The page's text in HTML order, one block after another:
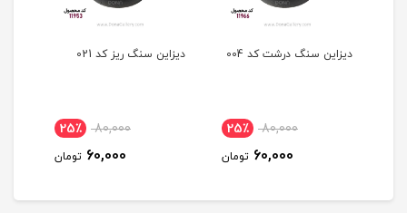
ديزاين سنگ ريز کد 021
80,000 25٪
60,000 تومان
ديزاين سنگ ريز کد 020
80,000 25٪
60,000 تومان